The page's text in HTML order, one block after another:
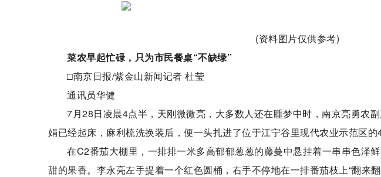
(资料图片仅供参考)
菜农早起忙碌，只为市民餐桌“不缺绿”
□南京日报/紫金山新闻记者 杜莹
通讯员华健
7月28日凌晨4点半，天刚微微亮，大多数人还在睡梦中时，南京亮勇农
娟已经起床，麻利梳洗换装后，便一头扎进了位于江宁谷里现代农业示范区的
在C2番茄大棚里，一排排一米多高郁郁葱葱的藤蔓中悬挂着一串串色泽
甜的果香。李永亮左手提着一个红色圆桶，右手不停地在一排番茄枝上“翻来